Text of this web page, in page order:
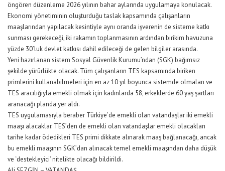
öngören düzenleme 2026 yılının bahar aylarında uygulamaya konulacak.
Ekonomi yönetiminin oluşturduğu taslak kapsamında çalışanların
maaşlarından yapılacak kesintiyle aynı oranda işverenin de sisteme katkı
sunması gerekeceği, iki rakamın toplanmasının ardından birikim havuzuna
yüzde 30’luk devlet katkısı dahil edileceği de gelen bilgiler arasında.
Yeni hazırlanan sistem Sosyal Güvenlik Kurumu’ndan (SGK) bağımsız
şekilde yürürlükte olacak. Tüm çalışanların TES kapsamında biriken
primlerini kullanabilmeleri için en az 10 yıl boyunca sistemde olmaları ve
TES aracılığıyla emekli olmak için kadınlarda 58, erkeklerde 60 yaş şartları
aranacağı planda yer aldı.
TES uygulamasıyla beraber Türkiye’de emekli olan vatandaşlar iki emekli
maaşı alacaklar. TES’den de emekli olan vatandaşlar emekli olacakları
tarihe kadar ödedikleri TES primi dikkate alınarak maaş bağlanacağı, ancak
bu emekli maaşının SGK’dan alınacak temel emekli maaşından daha düşük
ve ‘destekleyici’ nitelikte olacağı bildirildi.